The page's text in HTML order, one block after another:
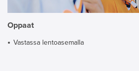
Oppaat
Vastassa lentoasemalla